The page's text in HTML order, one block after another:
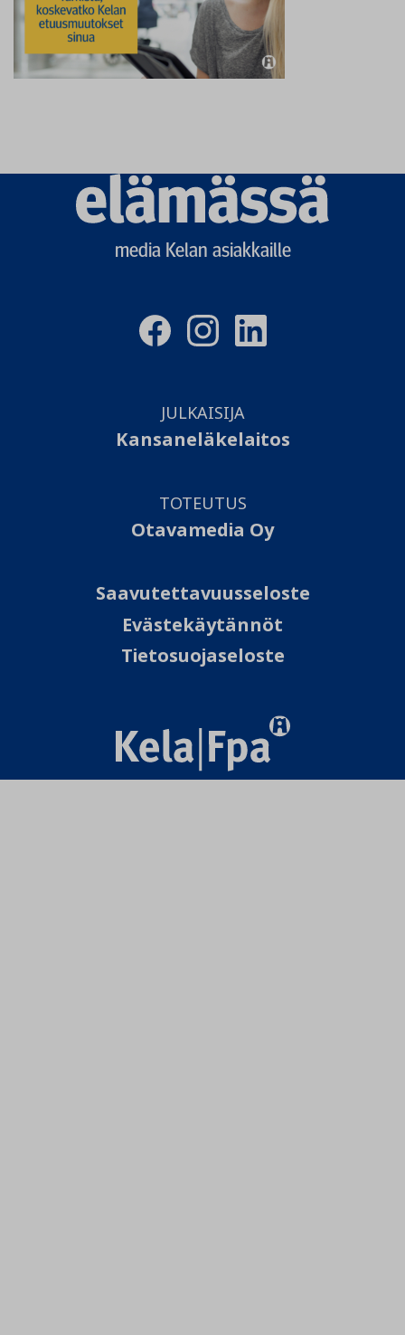
Elämässä
logo
media Kelan asiakkaille
JULKAISIJA
Kansaneläkelaitos
TOTEUTUS
Otavamedia Oy
Saavutettavuusseloste
Evästekäytännöt
Tietosuojaseloste